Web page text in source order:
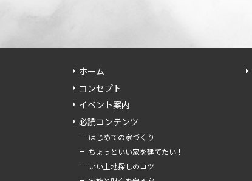
ホーム
コンセプト
イベント案内
必読コンテンツ
はじめての家づくり
ちょっといい家を建てたい！
いい土地探しのコツ